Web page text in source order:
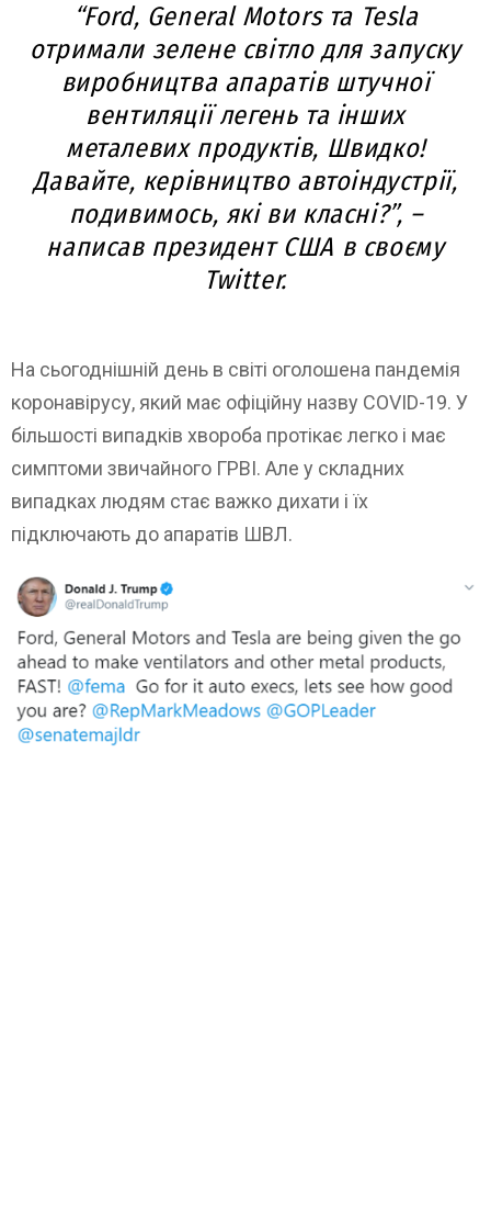
“Ford, General Motors та Tesla
отримали зелене світло для запуску
виробництва апаратів штучної
вентиляції легень та інших
металевих продуктів, Швидко!
Давайте, керівництво автоіндустрії,
подивимось, які ви класні?”, –
написав президент США в своєму
Twitter.
На сьогоднішній день в світі оголошена пандемія
коронавірусу, який має офіційну назву COVID-19. У
більшості випадків хвороба протікає легко і має
симптоми звичайного ГРВІ. Але у складних
випадках людям стає важко дихати і їх
підключають до апаратів ШВЛ.